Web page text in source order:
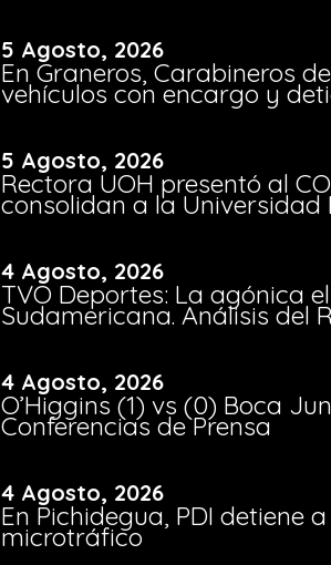
5 Agosto, 2026
En Graneros, Carabineros
vehículos con encargo y
5 Agosto, 2026
Rectora UOH presentó al
consolidan a la Universidad
4 Agosto, 2026
TVO Deportes: La agónica
Sudamericana. Análisis del
4 Agosto, 2026
O’Higgins (1) vs (0) Boca
Conferencias de Prensa
4 Agosto, 2026
En Pichidegua, PDI detiene
microtráfico